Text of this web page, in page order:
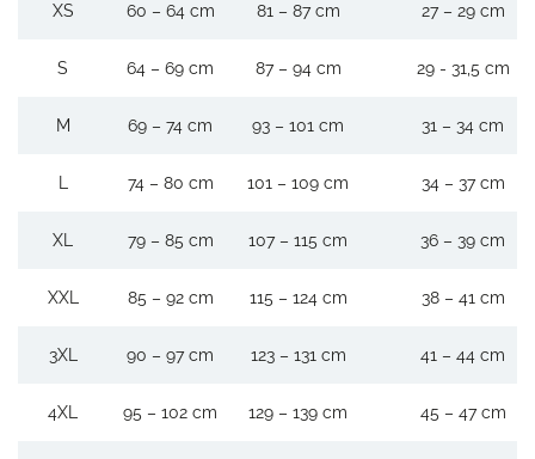
XS 60 – 64 cm 81 – 87 cm 27 – 29 cm
S 64 – 69 cm 87 – 94 cm 29 - 31,5 cm
M 69 – 74 cm 93 – 101 cm 31 – 34 cm
74 – 80 cm 101 – 109 cm 34 – 37 cm
XL 79 – 85 cm 107 – 115 cm 36 – 39 cm
XXL 85 – 92 cm 115 – 124 cm 38 – 41 cm
3XL 90 – 97 cm 123 – 131 cm 41 – 44 cm
4XL 95 – 102 cm 129 – 139 cm 45 – 47 cm